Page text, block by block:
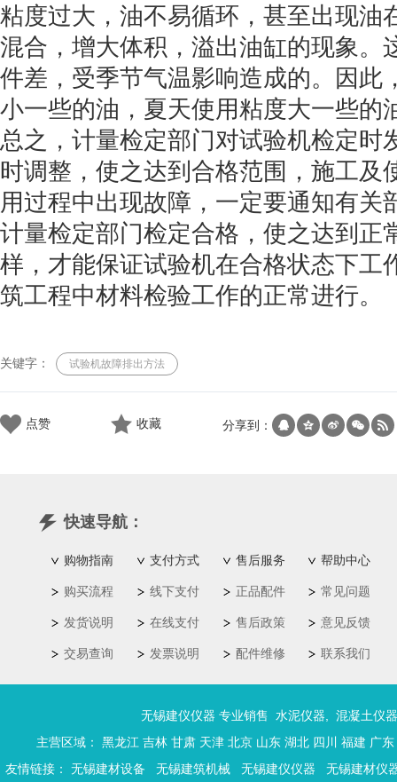
粘度过大，油不易循环，甚至出现油
混合，增大体积，溢出油缸的现象。
件差，受季节气温影响造成的。因此
小一些的油，夏天使用粘度大一些的
总之，计量检定部门对试验机检定时
时调整，使之达到合格范围，施工及
用过程中出现故障，一定要通知有关
计量检定部门检定合格，使之达到正
样，才能保证试验机在合格状态下工
筑工程中材料检验工作的正常进行。
关键字： 试验机故障排出方法
点赞 收藏 分享到：
快速导航：
购物指南
购买流程
发货说明
交易查询
支付方式
线下支付
在线支付
发票说明
售后服务
正品配件
售后政策
配件维修
帮助中心
常见问题
意见反馈
联系我们
无锡建仪仪器 专业销售 水泥仪器
混凝土仪器
主营区域： 黑龙江 吉林 甘肃 天津 北京 山东 湖北 四川 福建 广东
友情链接： 无锡建材设备 无锡建筑机械 无锡建仪仪器 无锡建材仪